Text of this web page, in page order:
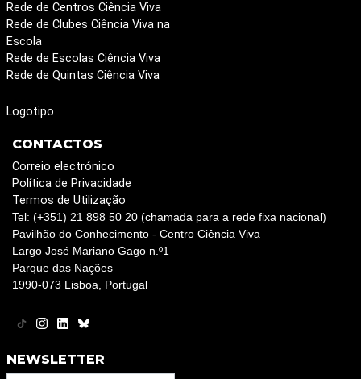
Rede de Centros Ciência Viva
Rede de Clubes Ciência Viva na
Escola
Rede de Escolas Ciência Viva
Rede de Quintas Ciência Viva
Logotipo
CONTACTOS
Correio electrónico
Política de Privacidade
Termos de Utilização
Tel: (+351) 21 898 50 20 (chamada para a rede fixa nacional)
Pavilhão do Conhecimento - Centro Ciência Viva
Largo José Mariano Gago n.º1
Parque das Nações
1990-073 Lisboa, Portugal
NEWSLETTER